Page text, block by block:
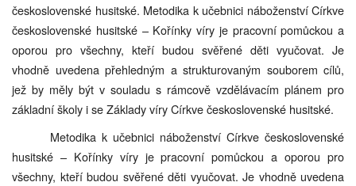
československé husitské. Metodika k učebnici náboženství Církve
československé husitské – Kořínky víry je pracovní pomůckou a
oporou pro všechny, kteří budou svěřené děti vyučovat. Je
vhodně uvedena přehledným a strukturovaným souborem cílů,
jež by měly být v souladu s rámcově vzdělávacím plánem pro
základní školy i se Základy víry Církve československé husitské.
Metodika k učebnici náboženství Církve československé
husitské – Kořínky víry je pracovní pomůckou a oporou pro
všechny, kteří budou svěřené děti vyučovat. Je vhodně uvedena